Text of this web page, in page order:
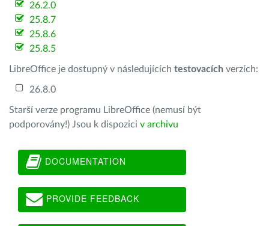
26.2.0
25.8.7
25.8.6
25.8.5
LibreOffice je dostupný v následujících testovacích verzích:
26.8.0
Starší verze programu LibreOffice (nemusí být
podporovány!) Jsou k dispozici v archivu
DOCUMENTATION
PROVIDE FEEDBACK